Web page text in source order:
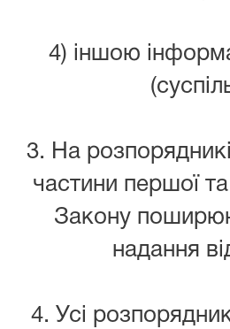
4) іншою
3. На
частини першої та
Закону
надання
4. Усі